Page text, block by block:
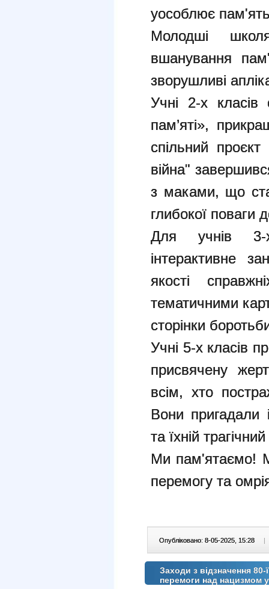
уособлює
Молодші
вшанування
зворушливі
Учні 2-х класів
пам’яті»,
спільний
війна"
з маками, що
глибокої поваги
Для учнів 3-
інтерактивне
якості
тематичними
сторінки
Учні 5-х класів
присвячену
всім, хто
Вони пригадали
та їхній
Ми пам'ятаємо!
перемогу та
Опубліковано: 8-05-2025, 15:28 |
Заходи з відзначення
перемоги над нацизмом